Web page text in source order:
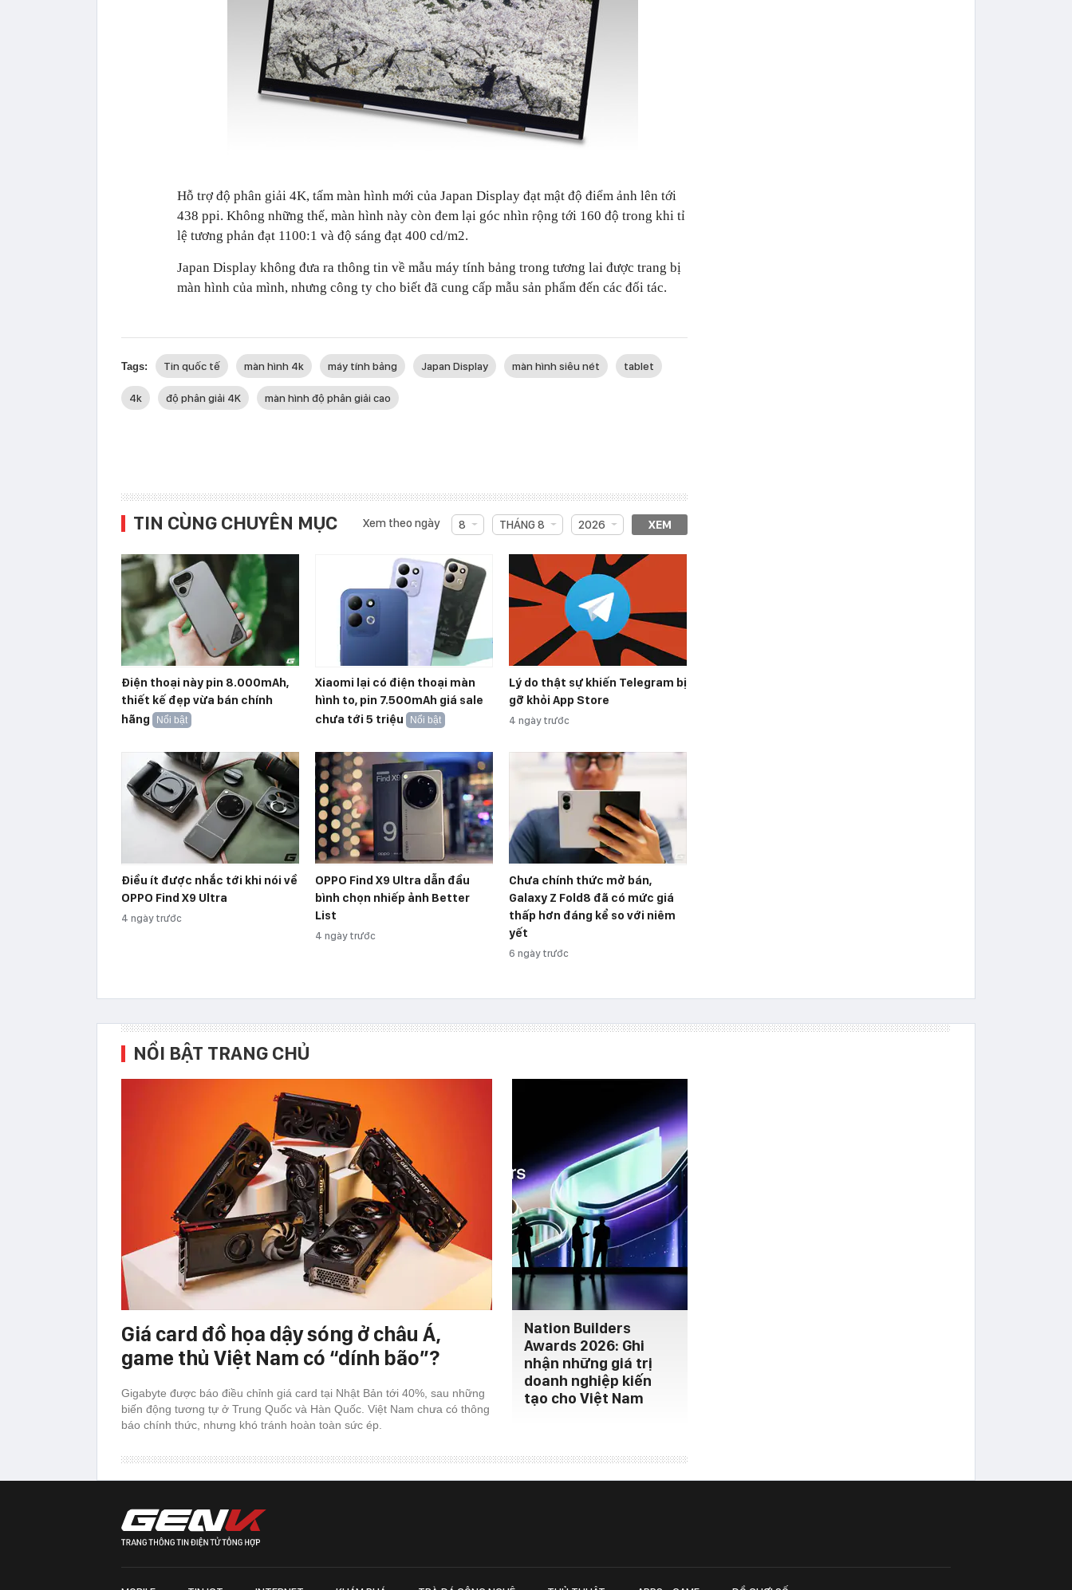
Hỗ trợ độ phân giải 4K, tấm màn hình mới của Japan Display đạt mật độ điểm ảnh lên tới
438 ppi. Không những thế, màn hình này còn đem lại góc nhìn rộng tới 160 độ trong khi tỉ
lệ tương phản đạt 1100:1 và độ sáng đạt 400 cd/m2.
Japan Display không đưa ra thông tin về mẫu máy tính bảng trong tương lai được trang bị
màn hình của mình, nhưng công ty cho biết đã cung cấp mẫu sản phẩm đến các đối tác.
Tags: Tin quốc tế màn hình 4k máy tính bảng Japan Display màn hình siêu nét tablet
4k độ phân giải 4K màn hình độ phân giải cao
TIN CÙNG CHUYÊN MỤC Xem theo ngày 8 THÁNG 8 2026 XEM
Điện thoại này pin 8.000mAh,
thiết kế đẹp vừa bán chính
hãng
Nổi bật
Xiaomi lại có điện thoại màn
hình to, pin 7.500mAh giá sale
chưa tới 5 triệu
Nổi bật
Lý do thật sự khiến Telegram bị
gỡ khỏi App Store
4 ngày trước
Điều ít được nhắc tới khi nói về
OPPO Find X9 Ultra
4 ngày trước
OPPO Find X9 Ultra dẫn đầu
bình chọn nhiếp ảnh Better
List
4 ngày trước
Chưa chính thức mở bán,
Galaxy Z Fold8 đã có mức giá
thấp hơn đáng kể so với niêm
yết
6 ngày trước
NỔI BẬT TRANG CHỦ
Giá card đồ họa dậy sóng ở châu Á,
game thủ Việt Nam có “dính bão”?
Gigabyte được báo điều chỉnh giá card tại Nhật Bản tới 40%, sau những
biến động tương tự ở Trung Quốc và Hàn Quốc. Việt Nam chưa có thông
báo chính thức, nhưng khó tránh hoàn toàn sức ép.
Nation Builders
Awards 2026: Ghi
nhận những giá trị
doanh nghiệp kiến
tạo cho Việt Nam